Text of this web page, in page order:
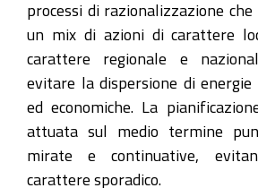
processi di razionalizzazione
un mix di azioni di carattere
carattere regionale e
evitare la dispersione di energie
ed economiche. La
attuata sul medio termine
mirate e continuative,
carattere sporadico.